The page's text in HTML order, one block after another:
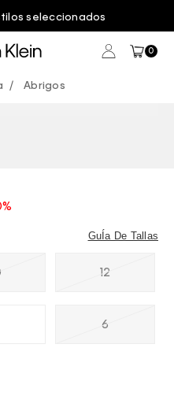
seleccionados
0
Abrigos
12
6
GuÍa De Tallas